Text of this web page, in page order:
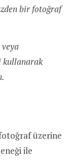
bir fotoğraf
kullanarak
üzerine
ile